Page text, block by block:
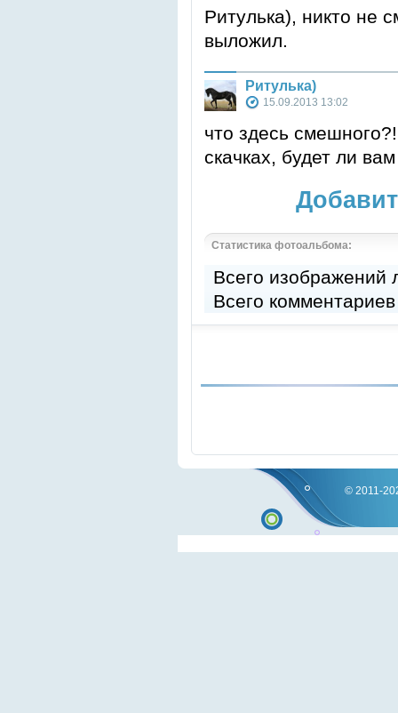
Ритулька), никто не
выложил.
Ритулька)
15.09.2013 13:02
что здесь
скачках, будет ли
Статистика фотоальбома:
Всего
Всего
© 2011-